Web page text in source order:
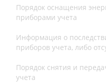
Порядок оснащения
приборами учета
Информация о
приборов учета, либо
Порядок снятия и
учета